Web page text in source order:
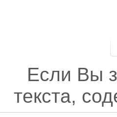
Если Вы
текста,